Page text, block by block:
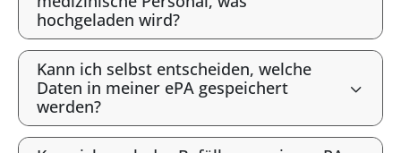
hochgeladen wird?
Kann ich selbst entscheiden, welche
Daten in meiner ePA gespeichert
werden?